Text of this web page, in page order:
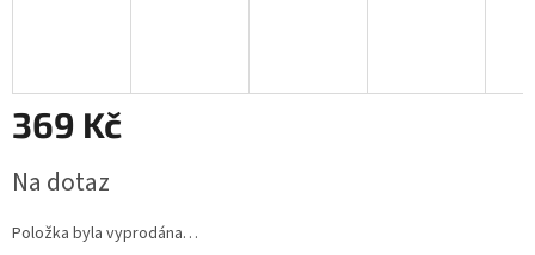
369 Kč
cena:
Na dotaz
Položka byla vyprodána…